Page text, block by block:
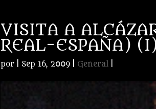
VISITA A
REAL-ESPAÑA)
por Sep 16, 2009 General